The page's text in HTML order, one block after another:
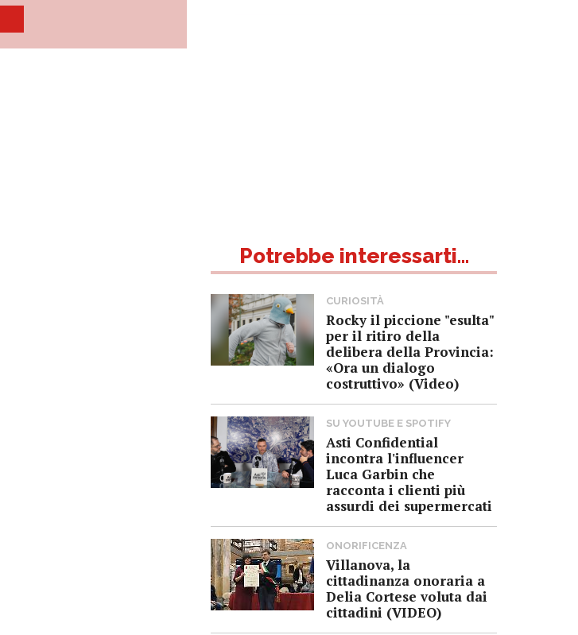
Potrebbe interessarti...
CURIOSITÀ
Rocky il piccione "esulta"
per il ritiro della
delibera della Provincia:
«Ora un dialogo
costruttivo» (Video)
SU YOUTUBE E SPOTIFY
Asti Confidential
incontra l'influencer
Luca Garbin che
racconta i clienti più
assurdi dei supermercati
ONORIFICENZA
Villanova, la
cittadinanza onoraria a
Delia Cortese voluta dai
cittadini (VIDEO)